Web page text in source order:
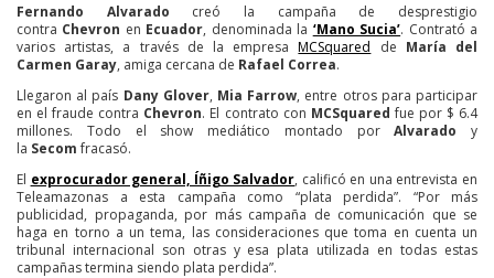
Fernando Alvarado creó la campaña de desprestigio
contra Chevron en Ecuador, denominada la ‘Mano Sucia’. Contrató a
varios artistas, a través de la empresaMCSquared de María del
Carmen Garay, amiga cercana de Rafael Correa.
Llegaron al país Dany Glover, Mia Farrow, entre otros para participar
en el fraude contra Chevron. El contrato con MCSquared fue por $ 6.4
millones. Todo el show mediático montado porAlvarado y
la Secomfracasó.
El exprocurador general, Íñigo Salvador, calificó en una entrevista en
Teleamazonas a esta campaña como “plata perdida”. “Por más
publicidad, propaganda, por más campaña de comunicación que se
haga en torno a un tema, las consideraciones que toma en cuenta un
tribunal internacional son otras y esa plata utilizada en todas estas
campañas termina siendo plata perdida”.